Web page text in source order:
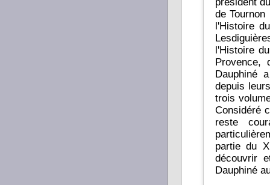
de Tournon (Ardèche). Si le
l'Histoire
l'Histoire
Dauphiné
depuis
trois
Considéré
reste
partie du
découvrir